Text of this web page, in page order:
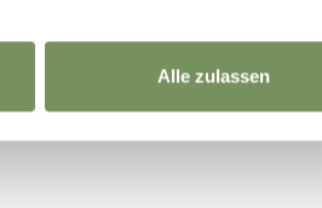
Alle zulassen
Bohnen oder kleine